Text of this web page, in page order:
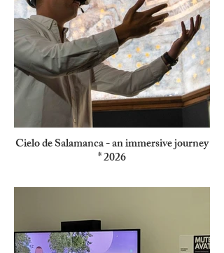
Cielo de Salamanca - an immersive journey
* 2026